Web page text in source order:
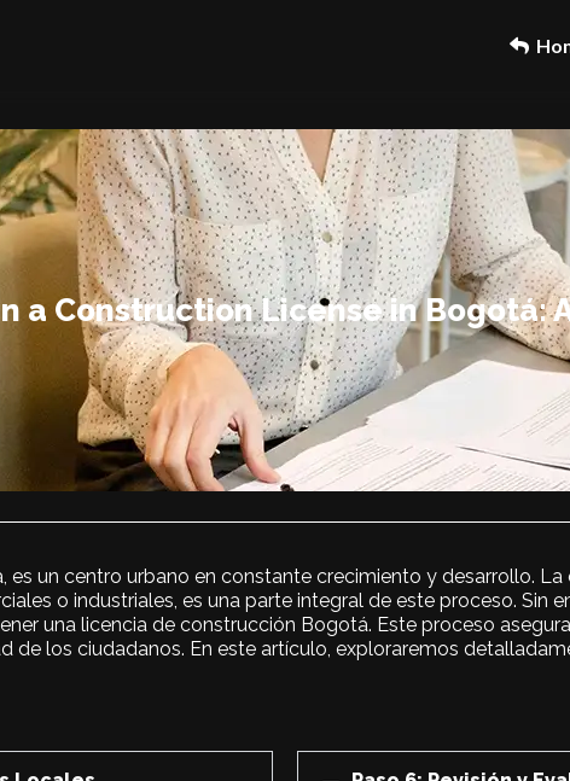
a Construction License in Bogotá:
un centro urbano en constante crecimiento y desarrollo.
o industriales, es una parte integral de este proceso. Sin
una licencia de construcción Bogotá. Este proceso
de los ciudadanos. En este artículo, exploraremos